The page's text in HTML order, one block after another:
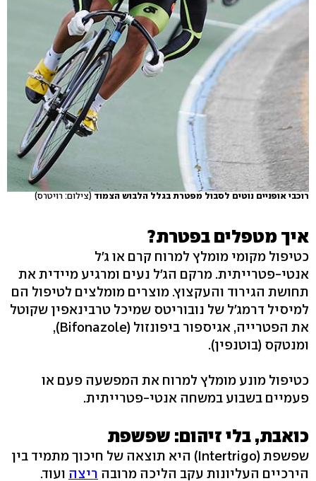
רוכבי אופניים נוטים לסבול מפטרת בגלל הלבוש הצמוד (צילום: רויטרס)
איך מטפלים בפטרת?
כטיפול מקומי מומלץ למרוח קרם או ג'ל
אנטי-פטרייתית. מרקם הג'ל נעים ומרגיע מיידית את
תחושת הגירוד והעקצוץ. מוצרים מומלצים לטיפול הם
למיסיל דרמג'ל של נובוריטס שמיכל טרבינאפין שקוטל
את הפטרייה, אגיספור ביפונזול (Bifonazole),
ומנטקס (בוטנפין).
כטיפול מונע מומלץ למרוח את המפשעה פעם או
פעמיים בשבוע במשחה אנטי-פטרייתית.
כואבת, בלי זיהום: שפשפת
שפשפת (Intertrigo) היא תוצאה של חיכוך מתמיד בין
הירכיים העליונות עקב הליכה מרובה ריצה ועוד.